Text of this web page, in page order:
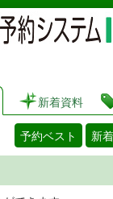
新着資料
予約ベスト 新